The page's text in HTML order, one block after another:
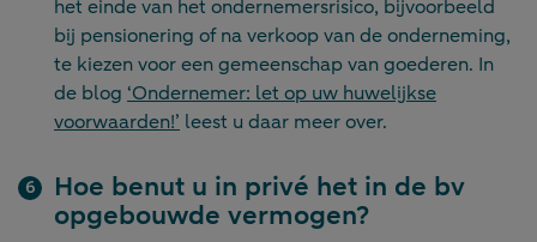
het einde van het ondernemersrisico, bijvoorbeeld
bij pensionering of na verkoop van de onderneming,
te kiezen voor een gemeenschap van goederen. In
de blog ‘Ondernemer: let op uw huwelijkse
voorwaarden!’ leest u daar meer over.
Hoe benut u in privé het in de bv
opgebouwde vermogen?